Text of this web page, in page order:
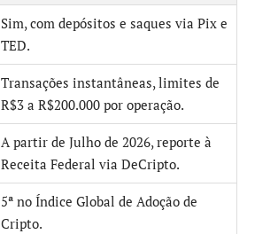
Sim, com depósitos e saques via Pix e
TED.
Transações instantâneas, limites de
R$3 a R$200.000 por operação.
A partir de Julho de 2026, reporte à
Receita Federal via DeCripto.
5ª no Índice Global de Adoção de
Cripto.